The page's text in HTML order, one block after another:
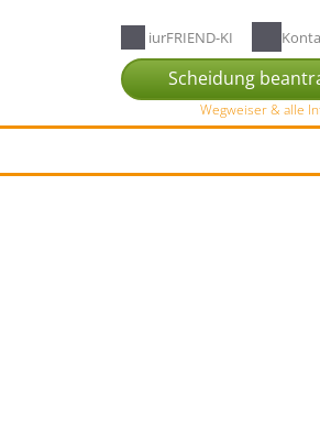
iurFRIEND-KI
Scheidung
Wegweiser & alle